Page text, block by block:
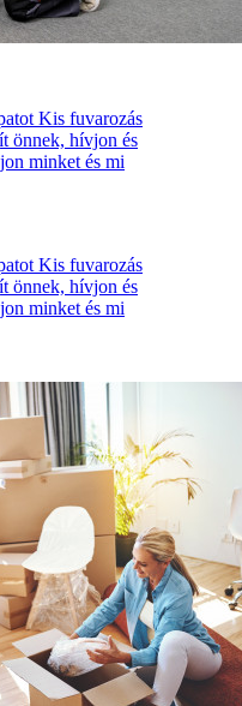
Kis fuvarozás
önnek, hívjon és
minket és mi
Kis fuvarozás
önnek, hívjon és
minket és mi